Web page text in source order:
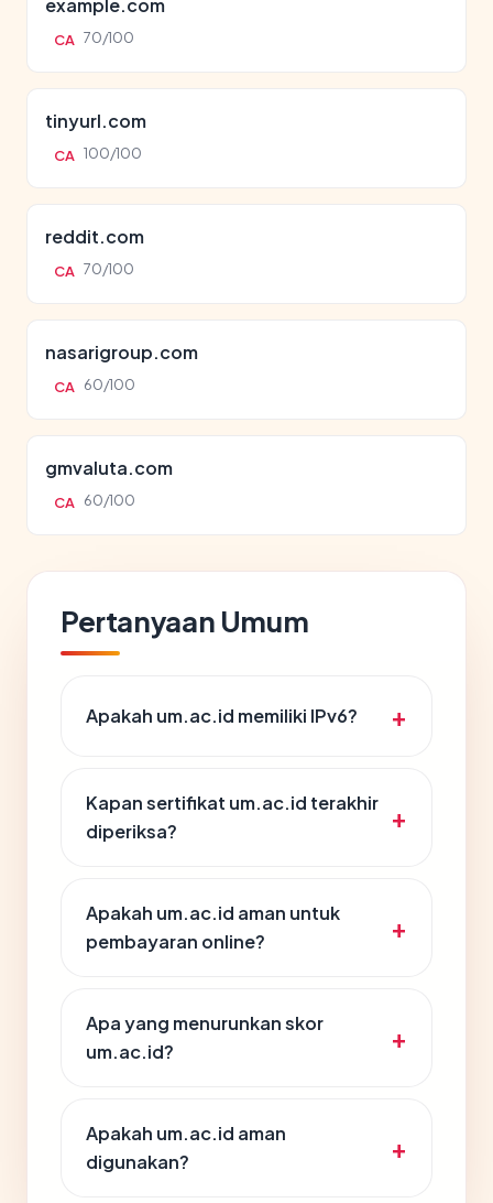
example.com
CA 70/100
tinyurl.com
CA 100/100
reddit.com
CA 70/100
nasarigroup.com
CA 60/100
gmvaluta.com
CA 60/100
Pertanyaan Umum
Apakah um.ac.id memiliki IPv6?
Kapan sertifikat um.ac.id terakhir
diperiksa?
Apakah um.ac.id aman untuk
pembayaran online?
Apa yang menurunkan skor
um.ac.id?
Apakah um.ac.id aman
digunakan?